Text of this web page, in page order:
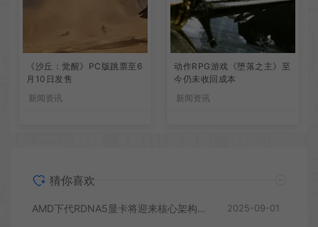
《沙丘：觉醒》PC版跳票至6
月10日发售
新闻资讯
动作RPG游戏《堕落之主》至
今仍未收回成本
新闻资讯
猜你喜欢
AMD下代RDNA5显卡将迎来核心架构大幅升级 2025-09-01